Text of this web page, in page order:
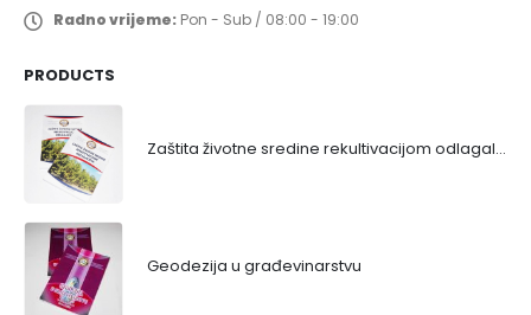
Radno vrijeme: Pon - Sub / 08:00 - 19:00
PRODUCTS
Zaštita životne sredine rekultivacijom odlagališta
Geodezija u građevinarstvu